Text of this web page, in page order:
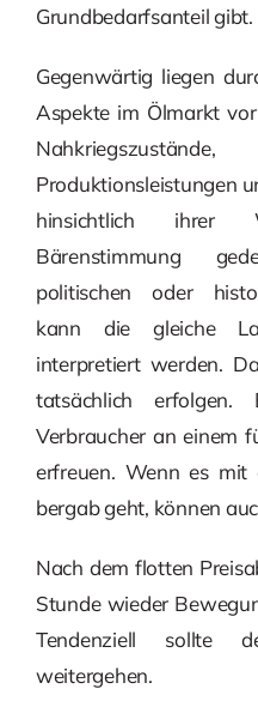
Grundbedarfsanteil gibt.
Gegenwärtig liegen
Aspekte im Ölmarkt
Produktionsleistungen
hinsichtlich ihrer
Bärenstimmung
politischen oder
kann die gleiche
interpretiert werden.
tatsächlich
Verbraucher an einem
erfreuen. Wenn es
bergab geht, können
Nach dem flotten
Stunde wieder
Tendenziell sollte
weitergehen.